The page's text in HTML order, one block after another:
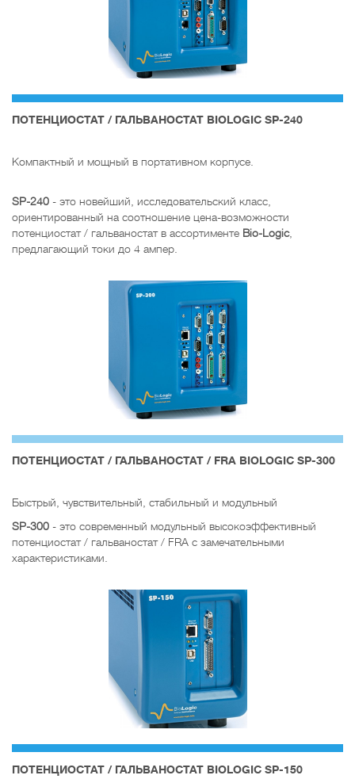
ПОТЕНЦИОСТАТ / ГАЛЬВАНОСТАТ BIOLOGIC SP-240
Компактный и мощный в портативном корпусе.
SP-240 - это новейший, исследовательский класс,
ориентированный на соотношение цена-возможности
потенциостат / гальваностат в ассортименте Bio-Logic,
предлагающий токи до 4 ампер.
ПОТЕНЦИОСТАТ / ГАЛЬВАНОСТАТ / FRA BIOLOGIC SP-300
Быстрый, чувствительный, стабильный и модульный
SP-300 - это современный модульный высокоэффективный
потенциостат / гальваностат / FRA с замечательными
характеристиками.
ПОТЕНЦИОСТАТ / ГАЛЬВАНОСТАТ BIOLOGIC SP-150